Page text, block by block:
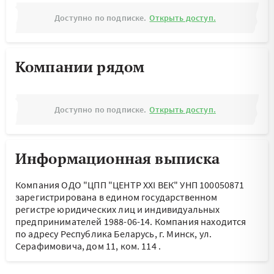
Доступно по подписке. Открыть доступ.
Компании рядом
Доступно по подписке. Открыть доступ.
Информационная выписка
Компания ОДО "ЦПП "ЦЕНТР XXI ВЕК" УНП 100050871
зарегистрирована в едином государственном
регистре юридических лиц и индивидуальных
предпринимателей 1988-06-14. Компания находится
по адресу Республика Беларусь, г. Минск, ул.
Серафимовича, дом 11, ком. 114.